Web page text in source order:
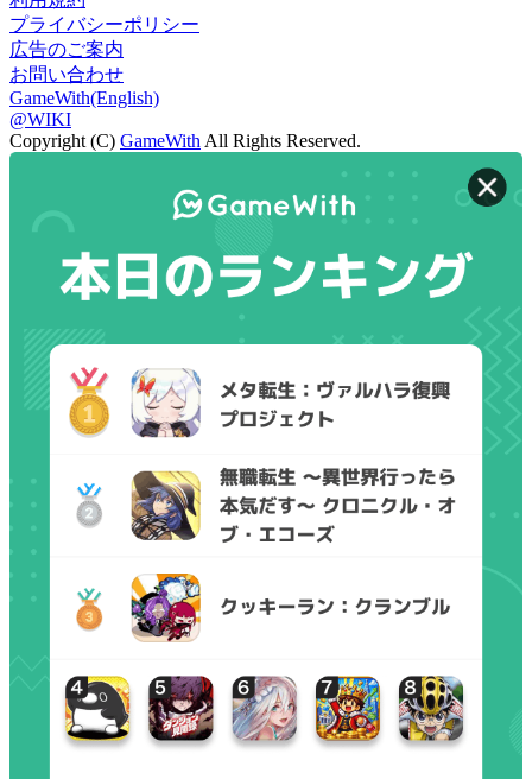
プライバシーポリシー
広告のご案内
お問い合わせ
GameWith(English)
@WIKI
Copyright (C) GameWith All Rights Reserved.